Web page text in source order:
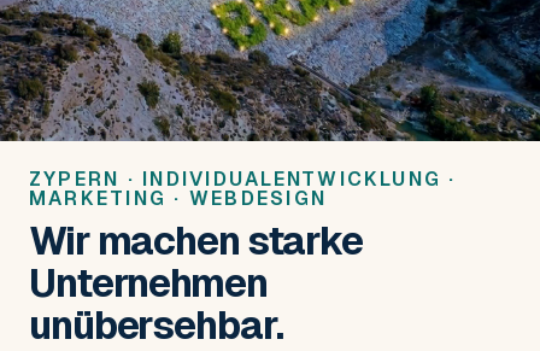
ZYPERN · INDIVIDUALENTWICKLUNG ·
MARKETING · WEBDESIGN
Wir machen starke
Unternehmen
unübersehbar.